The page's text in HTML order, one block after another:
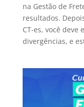
na Gestão de
resultados.
CT-es, você deve
divergências, e